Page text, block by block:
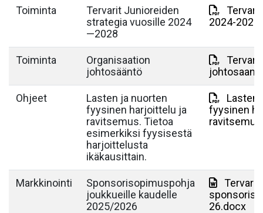
Toiminta
Tervarit Junioreiden
strategia vuosille 2024
—2028
2024-
Toiminta
Organisaation
johtosääntö
Ohjeet
Lasten ja nuorten
fyysinen harjoittelu ja
ravitsemus. Tietoa
esimerkiksi fyysisestä
harjoittelusta
ikäkausittain.
Lasten
fyysinen
Markkinointi
Sponsorisopimuspohja
joukkueille kaudelle
2025/2026
Tervarit
26.docx